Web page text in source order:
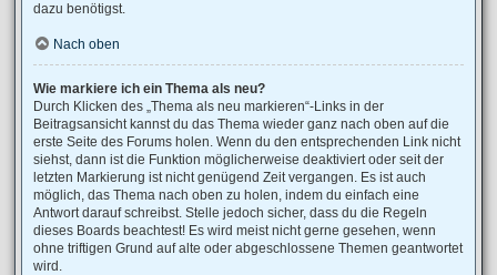
dazu benötigst.
Nach oben
Wie markiere ich ein Thema als neu?
Durch Klicken des „Thema als neu markieren“-Links in der
Beitragsansicht kannst du das Thema wieder ganz nach oben auf die
erste Seite des Forums holen. Wenn du den entsprechenden Link nicht
siehst, dann ist die Funktion möglicherweise deaktiviert oder seit der
letzten Markierung ist nicht genügend Zeit vergangen. Es ist auch
möglich, das Thema nach oben zu holen, indem du einfach eine
Antwort darauf schreibst. Stelle jedoch sicher, dass du die Regeln
dieses Boards beachtest! Es wird meist nicht gerne gesehen, wenn
ohne triftigen Grund auf alte oder abgeschlossene Themen geantwortet
wird.